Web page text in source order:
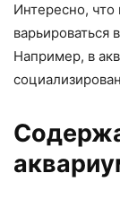
Интересно,
варьироваться
Например, в